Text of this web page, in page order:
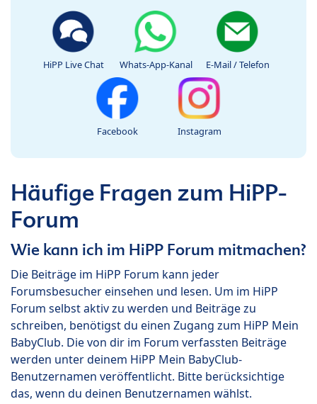
HiPP Live Chat Whats-App-Kanal E-Mail / Telefon
Facebook Instagram
Häufige Fragen zum HiPP-
Forum
Wie kann ich im HiPP Forum mitmachen?
Die Beiträge im HiPP Forum kann jeder
Forumsbesucher einsehen und lesen. Um im HiPP
Forum selbst aktiv zu werden und Beiträge zu
schreiben, benötigst du einen Zugang zum HiPP Mein
BabyClub. Die von dir im Forum verfassten Beiträge
werden unter deinem HiPP Mein BabyClub-
Benutzernamen veröffentlicht. Bitte berücksichtige
das, wenn du deinen Benutzernamen wählst.